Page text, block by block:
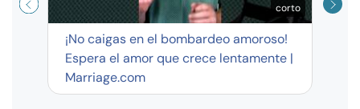
corto
¡No caigas en el bombardeo amoroso!
Espera el amor que crece lentamente |
Marriage.com